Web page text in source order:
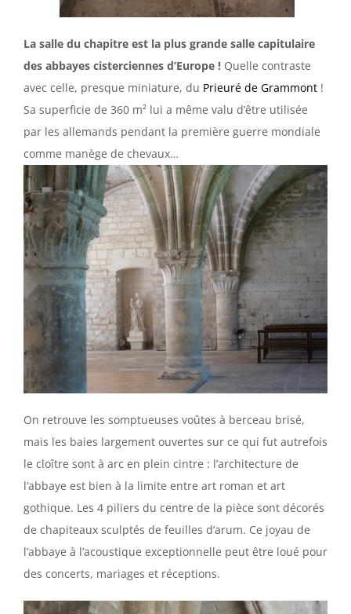
La salle du chapitre est la plus grande salle capitulaire
des abbayes cisterciennes d’Europe ! Quelle contraste
avec celle, presque miniature, du Prieuré de Grammont !
Sa superficie de 360 m² lui a même valu d’être utilisée
par les allemands pendant la première guerre mondiale
comme manège de chevaux…
On retrouve les somptueuses voûtes à berceau brisé,
mais les baies largement ouvertes sur ce qui fut autrefois
le cloître sont à arc en plein cintre : l’architecture de
l’abbaye est bien à la limite entre art roman et art
gothique. Les 4 piliers du centre de la pièce sont décorés
de chapiteaux sculptés de feuilles d’arum. Ce joyau de
l’abbaye à l’acoustique exceptionnelle peut être loué pour
des concerts, mariages et réceptions.